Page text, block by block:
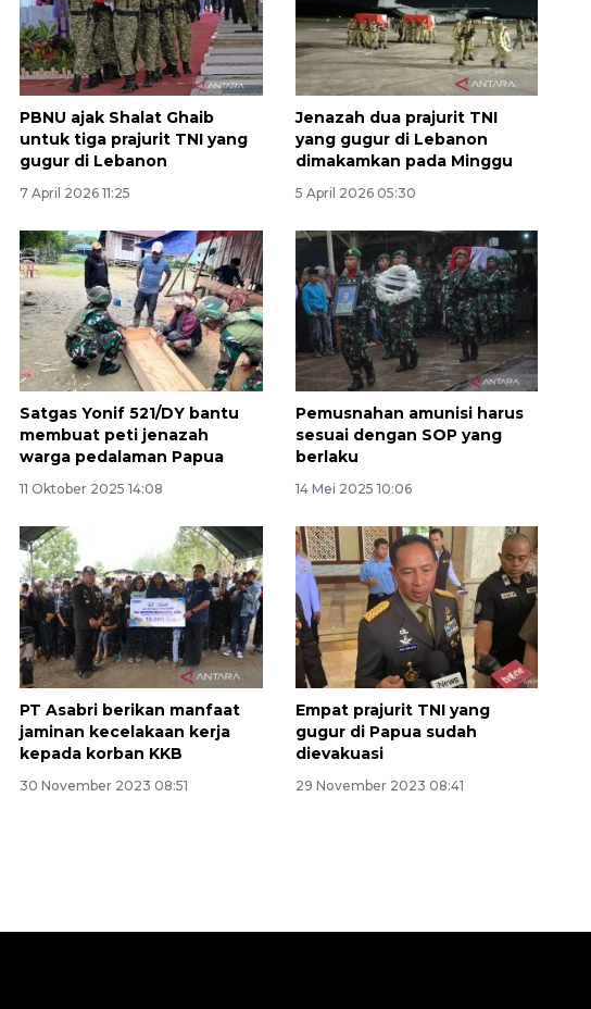
PBNU ajak Shalat Ghaib
untuk tiga prajurit TNI yang
gugur di Lebanon
7 April 2026 11:25
Jenazah dua prajurit TNI
yang gugur di Lebanon
dimakamkan pada Minggu
5 April 2026 05:30
Satgas Yonif 521/DY bantu
membuat peti jenazah
warga pedalaman Papua
11 Oktober 2025 14:08
Pemusnahan amunisi harus
sesuai dengan SOP yang
berlaku
14 Mei 2025 10:06
PT Asabri berikan manfaat
jaminan kecelakaan kerja
kepada korban KKB
30 November 2023 08:51
Empat prajurit TNI yang
gugur di Papua sudah
dievakuasi
29 November 2023 08:41
SPHP jaga harga beras
2026-08-08 06:00:00